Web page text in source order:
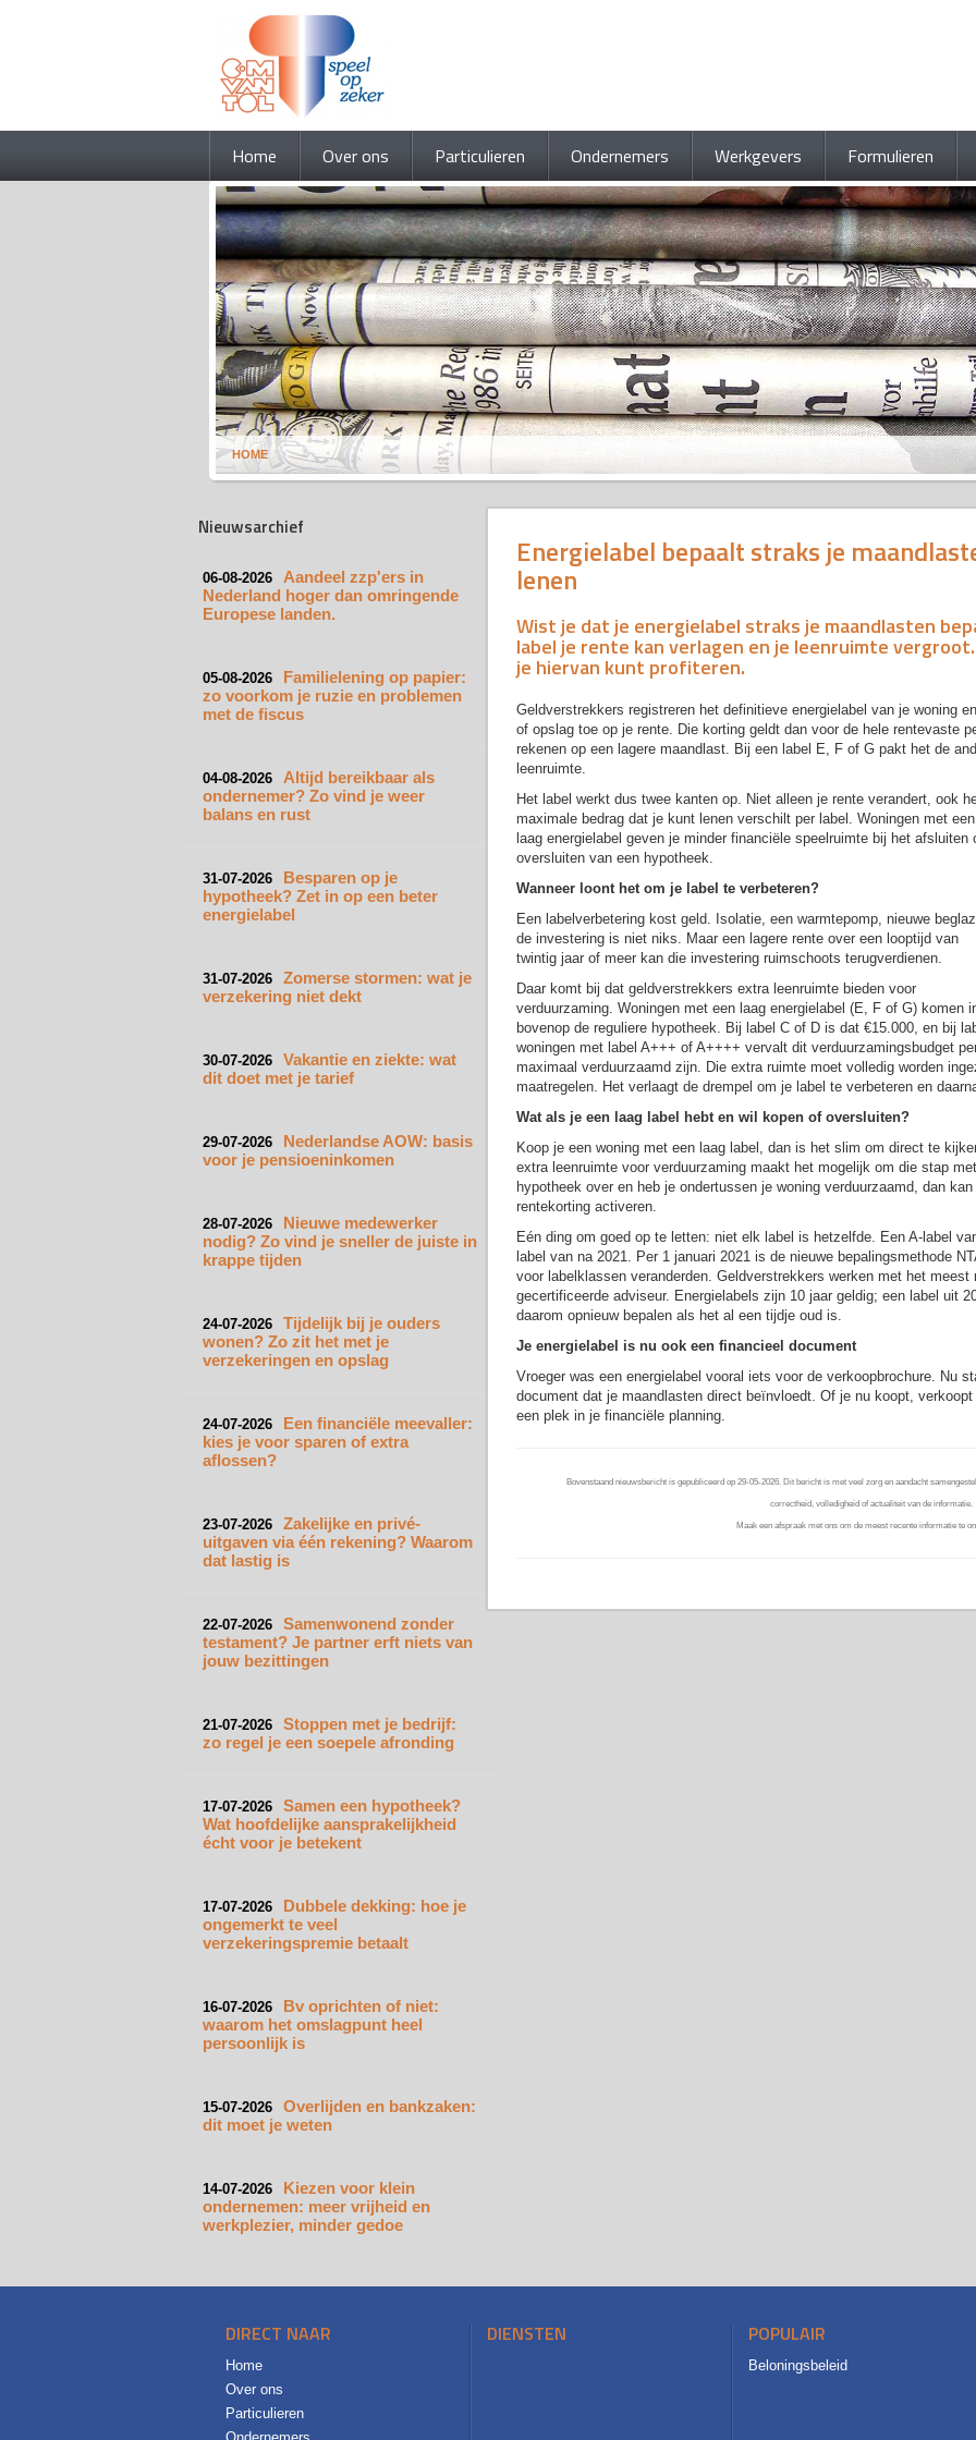
HOME
Home Over ons Particulieren Ondernemers Werkgevers Formulieren
Nieuwsarchief
06-08-2026
Aandeel zzp'ers in
Nederland hoger dan omringende
Europese landen.
05-08-2026
Familielening op papier:
zo voorkom je ruzie en problemen
met de fiscus
04-08-2026
Altijd bereikbaar als
ondernemer? Zo vind je weer
balans en rust
31-07-2026
Besparen op je
hypotheek? Zet in op een beter
energielabel
31-07-2026
Zomerse stormen: wat je
verzekering niet dekt
30-07-2026
Vakantie en ziekte: wat
dit doet met je tarief
29-07-2026
Nederlandse AOW: basis
voor je pensioeninkomen
28-07-2026
Nieuwe medewerker
nodig? Zo vind je sneller de juiste in
krappe tijden
24-07-2026
Tijdelijk bij je ouders
wonen? Zo zit het met je
verzekeringen en opslag
24-07-2026
Een financiële meevaller:
kies je voor sparen of extra
aflossen?
23-07-2026
Zakelijke en privé-
uitgaven via één rekening? Waarom
dat lastig is
22-07-2026
Samenwonend zonder
testament? Je partner erft niets van
jouw bezittingen
21-07-2026
Stoppen met je bedrijf:
zo regel je een soepele afronding
17-07-2026
Samen een hypotheek?
Wat hoofdelijke aansprakelijkheid
écht voor je betekent
17-07-2026
Dubbele dekking: hoe je
ongemerkt te veel
verzekeringspremie betaalt
16-07-2026
Bv oprichten of niet:
waarom het omslagpunt heel
persoonlijk is
15-07-2026
Overlijden en bankzaken:
dit moet je weten
14-07-2026
Kiezen voor klein
ondernemen: meer vrijheid en
werkplezier, minder gedoe
Energielabel bepaalt straks je
lenen
Wist je dat je energielabel straks je maandlasten
label je rente kan verlagen en je leenruimte
je hiervan kunt profiteren.
Geldverstrekkers registreren het definitieve energielabel van je woning
of opslag toe op je rente. Die korting geldt dan voor de hele rentevaste
rekenen op een lagere maandlast. Bij een label E, F of G pakt het de
leenruimte.
Het label werkt dus twee kanten op. Niet alleen je rente verandert, ook
maximale bedrag dat je kunt lenen verschilt per label. Woningen met een
laag energielabel geven je minder financiële speelruimte bij het afsluiten
oversluiten van een hypotheek.
Wanneer loont het om je label te verbeteren?
Een labelverbetering kost geld. Isolatie, een warmtepomp, nieuwe
de investering is niet niks. Maar een lagere rente over een looptijd van
twintig jaar of meer kan die investering ruimschoots terugverdienen.
Daar komt bij dat geldverstrekkers extra leenruimte bieden voor
verduurzaming. Woningen met een laag energielabel (E, F of G) komen
bovenop de reguliere hypotheek. Bij label C of D is dat €15.000, en bij
woningen met label A+++ of A++++ vervalt dit verduurzamingsbudget
maximaal verduurzaamd zijn. Die extra ruimte moet volledig worden
maatregelen. Het verlaagt de drempel om je label te verbeteren en
Wat als je een laag label hebt en wil kopen of oversluiten?
Koop je een woning met een laag label, dan is het slim om direct te
extra leenruimte voor verduurzaming maakt het mogelijk om die stap
hypotheek over en heb je ondertussen je woning verduurzaamd, dan
rentekorting activeren.
Eén ding om goed op te letten: niet elk label is hetzelfde. Een A-label
label van na 2021. Per 1 januari 2021 is de nieuwe bepalingsmethode
voor labelklassen veranderden. Geldverstrekkers werken met het
gecertificeerde adviseur. Energielabels zijn 10 jaar geldig; een label uit
daarom opnieuw bepalen als het al een tijdje oud is.
Je energielabel is nu ook een financieel document
Vroeger was een energielabel vooral iets voor de verkoopbrochure. Nu
document dat je maandlasten direct beïnvloedt. Of je nu koopt,
een plek in je financiële planning.
Bovenstaand nieuwsbericht is gepubliceerd op 29-05-2026. Dit bericht is met veel zorg en aandacht
correctheid, volledigheid of actualiteit van de informatie.
Maak een afspraak met ons om de meest recente informatie te
DIRECT NAAR
Home
Over ons
Particulieren
DIENSTEN POPULAIR
Beloningsbeleid